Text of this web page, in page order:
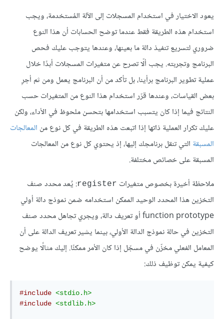
يعود الاختيار في استخدام المسجلات إلى الآلة المُستخدمة، ويجب
استخدام هذه الطريقة فقط عندما توضح الحسابات أن هذا النوع
ضروري لتسريع تنفيذ دالة ما بعينها، وعندها يتوجب عليك فحص
البرنامج وتجربته. يجب ألّا تصرح عن متغيرات المسجلات أبدًا خلال
عملية تطوير البرنامج برأينا، بل تأكد من أن البرنامج يعمل ومن ثم أجرِ
بعض القياسات، وعندها قرّر استخدام هذا النوع من المتغيرات حسب
النتائج فيما إذا كان يتسبب استخدامها بتحسن ملحوظ في الأداء، ولكن
عليك تكرار العملية ذاتها إذا اتبعت هذه الطريقة في كل نوع من المعالجات
المسبقة التي تنقل برنامجك إليها، إذ يحتوي كل نوع من المعالجات
المسبقة على خصائص مختلفة.
ملاحظة أخيرة بخصوص متغيرات register: يُعد محدد صنف
التخزين هذا المحدد الوحيد الممكن استخدامه ضمن نموذج دالة أولي
function prototype أو تعريف دالة، ويجري تجاهل محدد صنف
التخزين في حالة نموذج الدالة الأولي، بينما يشير تعريف الدالة على أن
المعامل الفعلي مخزّن في مسجّل إذا كان الأمر ممكنًا. إليك مثالًا يوضح
كيفية يمكن توظيف ذلك:
#include <stdio.h>
#include <stdlib.h>